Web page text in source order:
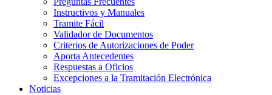
Instructivos y Manuales
Tramite Fácil
Validador de Documentos
Criterios de Autorizaciones de Poder
Aporta Antecedentes
Respuestas a Oficios
Excepciones a la Tramitación Electrónica
Noticias